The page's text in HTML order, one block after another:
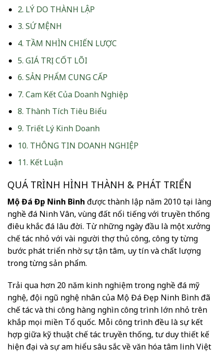
2. LÝ DO THÀNH LẬP
3. SỨ MỆNH
4. TẦM NHÌN CHIẾN LƯỢC
5. GIÁ TRỊ CỐT LÕI
6. SẢN PHẨM CUNG CẤP
7. Cam Kết Của Doanh Nghiệp
8. Thành Tích Tiêu Biểu
9. Triết Lý Kinh Doanh
10. THÔNG TIN DOANH NGHIỆP
11. Kết Luận
QUÁ TRÌNH HÌNH THÀNH & PHÁT TRIỂN
Mộ Đá Đẹp Ninh Bình được thành lập năm 2010 tại làng
nghề đá Ninh Vân, vùng đất nổi tiếng với truyền thống
điêu khắc đá lâu đời. Từ những ngày đầu là một xưởng
chế tác nhỏ với vài người thợ thủ công, công ty từng
bước phát triển nhờ sự tận tâm, uy tín và chất lượng
trong từng sản phẩm.
Trải qua hơn 20 năm kinh nghiệm trong nghề đá mỹ
nghệ, đội ngũ nghệ nhân của Mộ Đá Đẹp Ninh Bình đã
chế tác và thi công hàng nghìn công trình lớn nhỏ trên
khắp mọi miền Tổ quốc. Mỗi công trình đều là sự kết
hợp giữa kỹ thuật chế tác truyền thống, tư duy thiết kế
hiện đại và sự am hiểu sâu sắc về văn hóa tâm linh Việt